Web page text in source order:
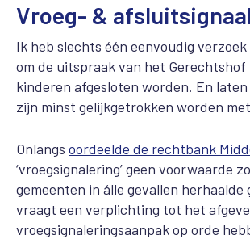
Vroeg- &
Ik heb slechts één eenvoudig
om de uitspraak van het
kinderen afgesloten worden. En
zijn minst gelijkgetrokken worden
Onlangs oordeelde de rechtbank
‘vroegsignalering’ geen voorwaarde
gemeenten in álle gevallen
vraagt een verplichting tot het
vroegsignaleringsaanpak op orde